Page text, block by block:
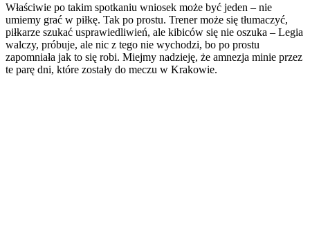
Właściwie po takim spotkaniu wniosek może być jeden – nie
umiemy grać w piłkę. Tak po prostu. Trener może się tłumaczyć,
piłkarze szukać usprawiedliwień, ale kibiców się nie oszuka – Legia
walczy, próbuje, ale nic z tego nie wychodzi, bo po prostu
zapomniała jak to się robi. Miejmy nadzieję, że amnezja minie przez
te parę dni, które zostały do meczu w Krakowie.